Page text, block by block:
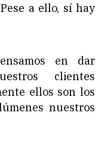
a ello, sí hay
en dar
clientes
ellos son los
nuestros